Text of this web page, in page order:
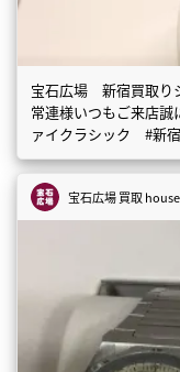
宝石広場 新宿買取り
常連様いつもご来店
ァイクラシック #新
宝石広場 買取